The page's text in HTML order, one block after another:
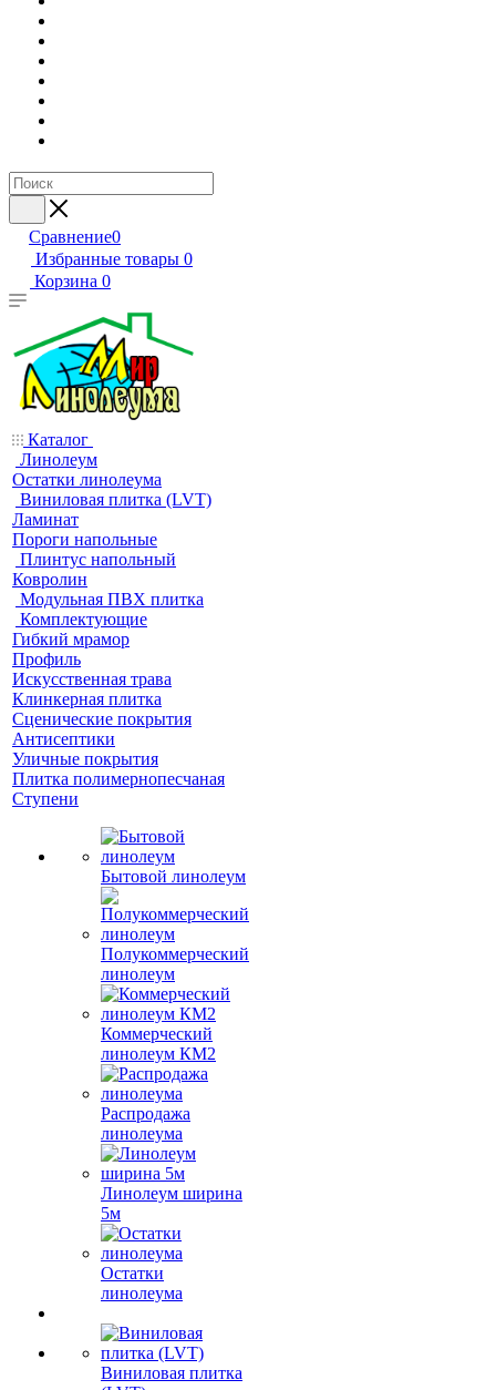
Сравнение0
Избранные товары 0
Корзина 0
Каталог
Линолеум
Остатки линолеума
Виниловая плитка (LVT)
Ламинат
Пороги напольные
Плинтус напольный
Ковролин
Модульная ПВХ плитка
Комплектующие
Гибкий мрамор
Профиль
Искусственная трава
Клинкерная плитка
Сценические покрытия
Антисептики
Уличные покрытия
Плитка полимернопесчаная
Ступени
Бытовой линолеум
Полукоммерческий
линолеум
Коммерческий
линолеум КМ2
Распродажа
линолеума
Линолеум ширина
5м
Остатки
линолеума
Виниловая плитка